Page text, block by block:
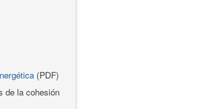
(PDF)
de la cohesión